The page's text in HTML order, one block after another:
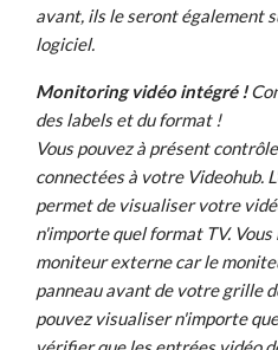
avant, ils le seront également
logiciel.
Monitoring vidéo intégré !
des labels et du format !
Vous pouvez à présent
connectées à votre Videohub.
permet de visualiser votre
n'importe quel format TV. Vous
moniteur externe car le
panneau avant de votre grille
pouvez visualiser n'importe